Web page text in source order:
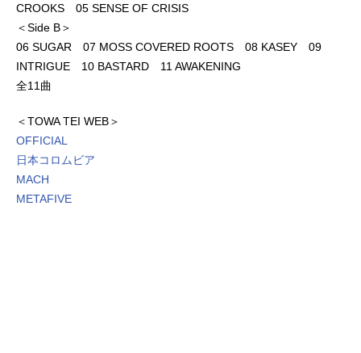
CROOKS 05 SENSE OF CRISIS
＜Side B＞
06 SUGAR 07 MOSS COVERED ROOTS 08 KASEY 09
INTRIGUE 10 BASTARD 11 AWAKENING
全11曲
＜TOWA TEI WEB＞
OFFICIAL
日本コロムビア
MACH
METAFIVE